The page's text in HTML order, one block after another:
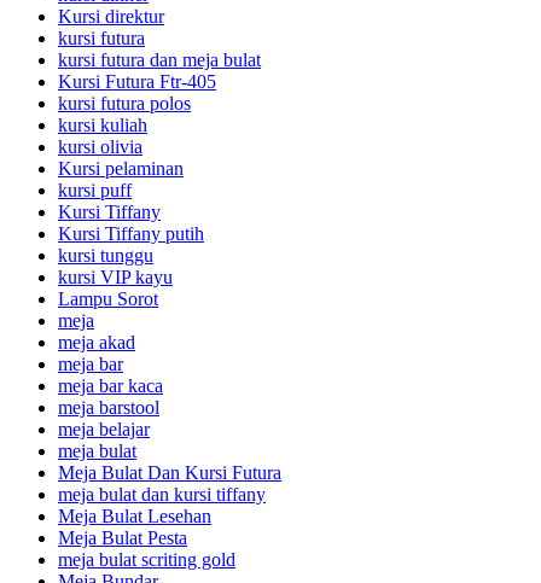
Kursi direktur
kursi futura
kursi futura dan meja bulat
Kursi Futura Ftr-405
kursi futura polos
kursi kuliah
kursi olivia
Kursi pelaminan
kursi puff
Kursi Tiffany
Kursi Tiffany putih
kursi tunggu
kursi VIP kayu
Lampu Sorot
meja
meja akad
meja bar
meja bar kaca
meja barstool
meja belajar
meja bulat
Meja Bulat Dan Kursi Futura
meja bulat dan kursi tiffany
Meja Bulat Lesehan
Meja Bulat Pesta
meja bulat scriting gold